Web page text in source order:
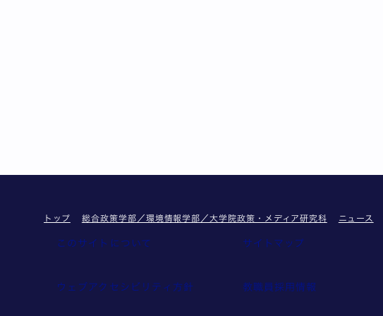
トップ 総合政策学部／環境情報学部／大学院政策・メディア研究科 ニュース
このサイトについて サイトマップ
ウェブアクセシビリティ方針 教職員採用情報